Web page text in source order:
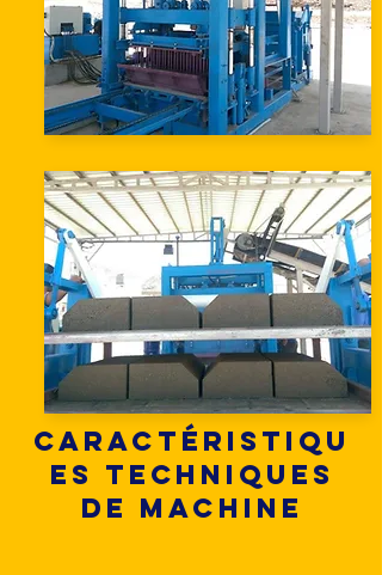
Caractéristiqu
es techniques
de machine